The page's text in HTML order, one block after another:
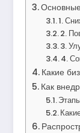
1.
2.
3.
4.
Какие
Как